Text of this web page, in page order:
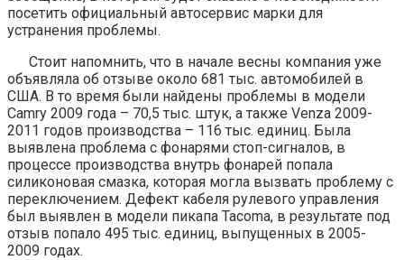
посетить официальный автосервис марки для
устранения проблемы.
Стоит напомнить, что в начале весны компания уже
объявляла об отзыве около 681 тыс. автомобилей в
США. В то время были найдены проблемы в модели
Camry 2009 года – 70,5 тыс. штук, а также Venza 2009-
2011 годов производства – 116 тыс. единиц. Была
выявлена проблема с фонарями стоп-сигналов, в
процессе производства внутрь фонарей попала
силиконовая смазка, которая могла вызвать проблему с
переключением. Дефект кабеля рулевого управления
был выявлен в модели пикапа Tacoma, в результате под
отзыв попало 495 тыс. единиц, выпущенных в 2005-
2009 годах.